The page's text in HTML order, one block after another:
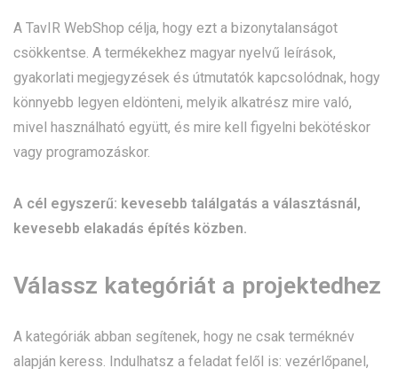
A TavIR WebShop célja, hogy ezt a bizonytalanságot
csökkentse. A termékekhez magyar nyelvű leírások,
gyakorlati megjegyzések és útmutatók kapcsolódnak, hogy
könnyebb legyen eldönteni, melyik alkatrész mire való,
mivel használható együtt, és mire kell figyelni bekötéskor
vagy programozáskor.
A cél egyszerű: kevesebb találgatás a választásnál,
kevesebb elakadás építés közben.
Válassz kategóriát a projektedhez
A kategóriák abban segítenek, hogy ne csak terméknév
alapján keress. Indulhatsz a feladat felől is: vezérlőpanel,